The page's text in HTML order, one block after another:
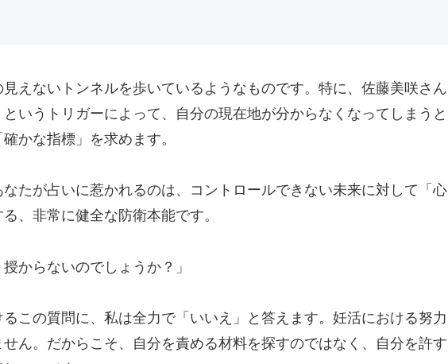
えないトンネルを歩いているようなものです。特に、佐藤美咲さん
いうトリガーによって、自分の現在地が分からなくなってしまうと
かな指標」を求めます。
たが占いに惹かれるのは、コントロールできない未来に対して「心
、非常に健全な防衛本能です。
からないのでしょうか？」
この質問に、私は全力で「いいえ」と答えます。妊活における努力
ん。だからこそ、自分を責める材料を探すのではなく、自分を許す